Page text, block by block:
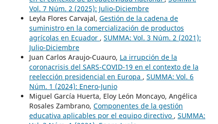
Vol. 7 Núm. 2 (2025): Julio-Diciembre
Leyla Flores Carvajal, Gestión de la cadena de
suministro en la comercialización de productos
agrícolas en Ecuador , SUMMA: Vol. 3 Núm. 2 (2021):
Julio-Diciembre
Juan Carlos Araujo-Cuauro, La irrupción de la
coronacrisis del SARS-COVID-19 en el contexto de la
reelección presidencial en Europa , SUMMA: Vol. 6
Núm. 1 (2024): Enero-Junio
Miguel García Huerta, Eloy León Moncayo, Angélica
Rosales Zambrano, Componentes de la gestión
educativa aplicables por el equipo directivo , SUMMA: